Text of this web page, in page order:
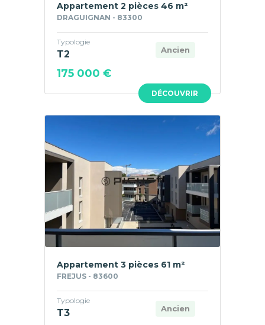
DÉCOUVRIR
Appartement 2 pièces 46 m²
DRAGUIGNAN - 83300
Ancien
Typologie
T2
175 000 €
Appartement 3 pièces 61 m²
FREJUS - 83600
Ancien
Typologie
T3